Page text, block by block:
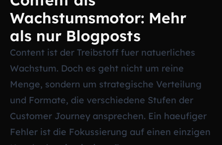
Wachstumsmotor: Mehr
als nur Blogposts
Content ist der Treibstoff fuer natuerliches
Wachstum. Doch es geht nicht um reine
Menge, sondern um strategische Verteilung
und Formate, die verschiedene Stufen der
Customer Journey ansprechen. Ein haeufiger
Fehler ist die Fokussierung auf einen einzigen